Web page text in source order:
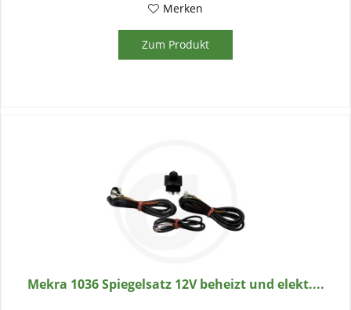
Merken
Zum Produkt
Mekra 1036 Spiegelsatz 12V beheizt und elekt....